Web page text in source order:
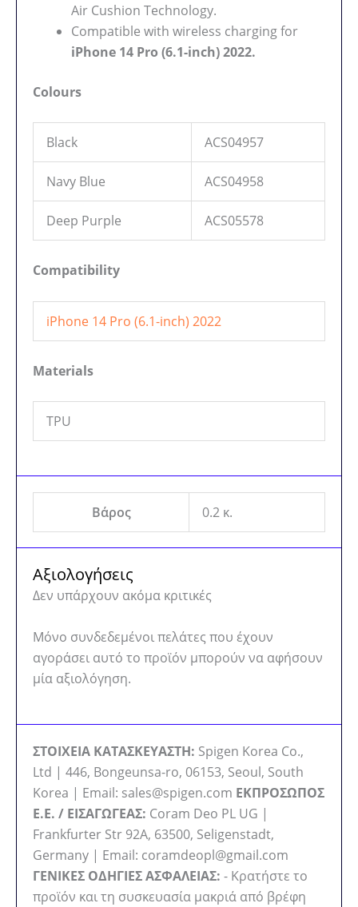
Air Cushion Technology.
Compatible with wireless charging for
iPhone 14 Pro (6.1-inch) 2022.
Colours
Black ACS04957
Navy Blue ACS04958
Deep Purple ACS05578
Compatibility
iPhone 14 Pro (6.1-inch) 2022
Materials
TPU
Βάρος 0.2 κ.
Αξιολογήσεις
Δεν υπάρχουν ακόμα κριτικές
Μόνο συνδεδεμένοι πελάτες που έχουν
αγοράσει αυτό το προϊόν μπορούν να αφήσουν
μία αξιολόγηση.
ΣΤΟΙΧΕΙΑ ΚΑΤΑΣΚΕΥΑΣΤΗ: Spigen Korea Co.,
Ltd | 446, Bongeunsa-ro, 06153, Seoul, South
Korea | Email: sales@spigen.com ΕΚΠΡΟΣΩΠΟΣ
Ε.Ε. / ΕΙΣΑΓΩΓΕΑΣ: Coram Deo PL UG |
Frankfurter Str 92A, 63500, Seligenstadt,
Germany | Email: coramdeopl@gmail.com
ΓΕΝΙΚΕΣ ΟΔΗΓΙΕΣ ΑΣΦΑΛΕΙΑΣ: - Κρατήστε το
προϊόν και τη συσκευασία μακριά από βρέφη